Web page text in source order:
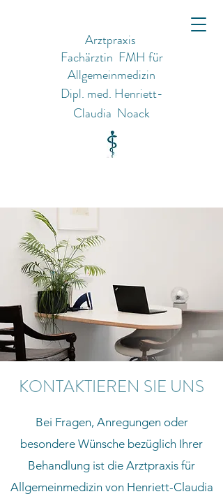
Arztpraxis
Fachärztin FMH für
Allgemeinmedizin
Dipl. med. Henriett-
Claudia Noack
KONTAKTIEREN SIE UNS
Bei Fragen, Anregungen oder
besondere Wünsche bezüglich Ihrer
Behandlung ist die Arztpraxis für
Allgemeinmedizin von Henriett-Claudia